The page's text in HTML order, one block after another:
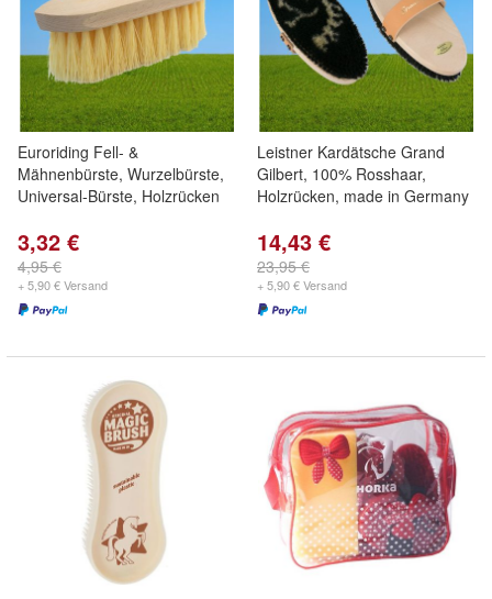
Euroriding Fell- &
Mähnenbürste, Wurzelbürste,
Universal-Bürste, Holzrücken
3,32 €
4,95 €
+ 5,90 € Versand
Leistner Kardätsche Grand
Gilbert, 100% Rosshaar,
Holzrücken, made in Germany
14,43 €
23,95 €
+ 5,90 € Versand